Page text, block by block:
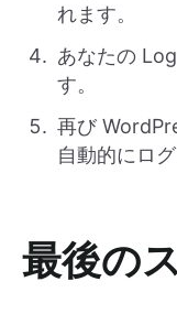
れます。
あなたの
す。
再び
自動的にロ
最後の